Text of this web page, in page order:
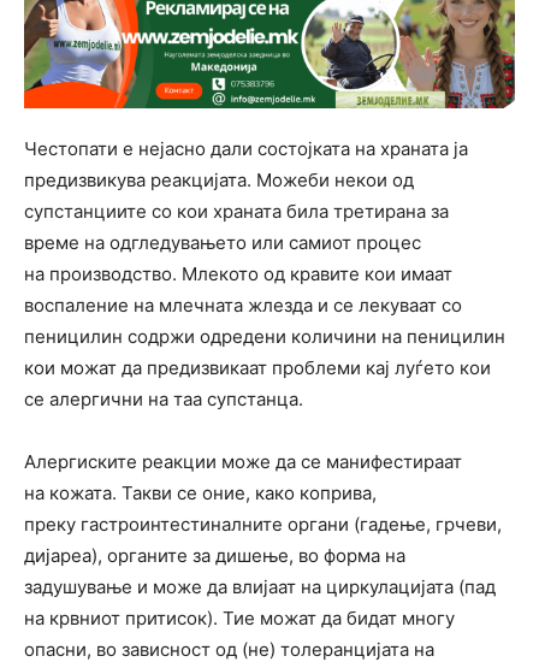
Честопати е нејасно дали состојката на храната ја
предизвикува реакцијата. Можеби некои од
супстанциите со кои храната била третирана за
време на одгледувањето или самиот процес
на производство. Млекото од кравите кои имаат
воспаление на млечната жлезда и се лекуваат со
пеницилин содржи одредени количини на пеницилин
кои можат да предизвикаат проблеми кај луѓето кои
се алергични на таа супстанца.
Алергиските реакции може да се манифестираат
на кожата. Такви се оние, како коприва,
преку гастроинтестиналните органи (гадење, грчеви,
дијареа), органите за дишење, во форма на
задушување и може да влијаат на циркулацијата (пад
на крвниот притисок). Тие можат да бидат многу
опасни, во зависност од (не) толеранцијата на